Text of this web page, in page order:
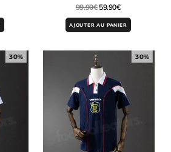
99.90€ 59.90€
AJOUTER AU PANIER
30% 30%